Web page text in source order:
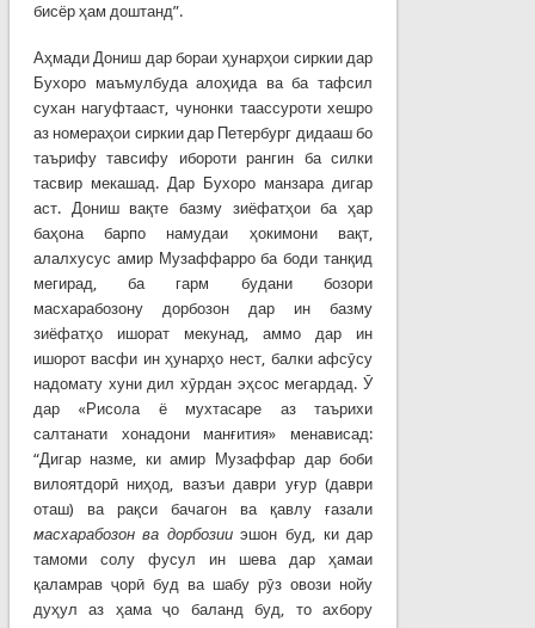
бисёр ҳам доштанд”.
Аҳмади Дониш дар бораи ҳунарҳои сиркии дар
Бухоро маъмулбуда алоҳида ва ба тафсил
сухан нагуфтааст, чунонки таассуроти хешро
аз номераҳои сиркии дар Петербург дидааш бо
таърифу тавсифу ибороти рангин ба силки
тасвир мекашад. Дар Бухоро манзара дигар
аст. Дониш вақте базму зиёфатҳои ба ҳар
баҳона барпо намудаи ҳокимони вақт,
алалхусус амир Музаффарро ба боди танқид
мегирад, ба гарм будани бозори
масхарабозону дорбозон дар ин базму
зиёфатҳо ишорат мекунад, аммо дар ин
ишорот васфи ин ҳунарҳо нест, балки афсӯсу
надомату хуни дил хӯрдан эҳсос мегардад. Ӯ
дар «Рисола ё мухтасаре аз таърихи
салтанати хонадони манғития» менависад:
“Дигар назме, ки амир Музаффар дар боби
вилоятдорӣ ниҳод, вазъи даври уғур (даври
оташ) ва рақси бачагон ва қавлу ғазали
масхарабозон ва дорбозииэшон буд, ки дар
тамоми солу фусул ин шева дар ҳамаи
қаламрав ҷорӣ буд ва шабу рӯз овози нойу
дуҳул аз ҳама ҷо баланд буд, то ахбору